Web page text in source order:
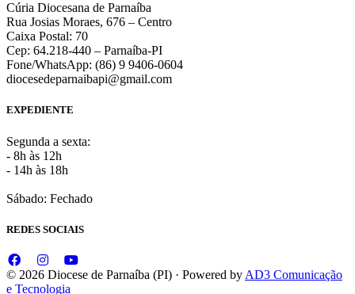
Cúria Diocesana de Parnaíba
Rua Josias Moraes, 676 – Centro
Caixa Postal: 70
Cep: 64.218-440 – Parnaíba-PI
Fone/WhatsApp: (86) 9 9406-0604
diocesedeparnaibapi@gmail.com
EXPEDIENTE
Segunda a sexta:
- 8h às 12h
- 14h às 18h
Sábado: Fechado
REDES SOCIAIS
© 2026 Diocese de Parnaíba (PI) · Powered by AD3 Comunicação
e Tecnologia